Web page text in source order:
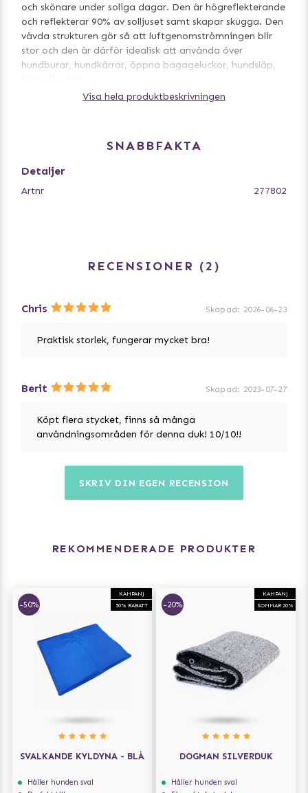
och skönare under soliga dagar. Den är högreflekterande
och reflekterar 90% av solljuset samt skapar skugga. Den
vävda strukturen gör så att luftgenomströmningen blir
stor och den är därför idealisk att använda över
hundburar, hundkärror, öppna bagageluckor, hundsläp,
Visa hela produktbeskrivningen
SNABBFAKTA
Detaljer
Artnr 277802
RECENSIONER 2
Chris Skapad: 2026-06-23
Praktisk storlek, fungerar mycket bra!
Berit Skapad: 2023-07-27
Köpt flera stycket, finns så många
användningsområden för denna duk! 10/10!!
SKRIV DIN EGEN RECENSION
REKOMMENDERADE PRODUKTER
KAMPANJ
50% RABATT
-50%
SVALKANDE KYLDYNA - BLÅ
Håller hunden sval
KAMPANJ
SOMMAR 20%
-20%
DOGMAN SILVERDUK
Håller hunden sval